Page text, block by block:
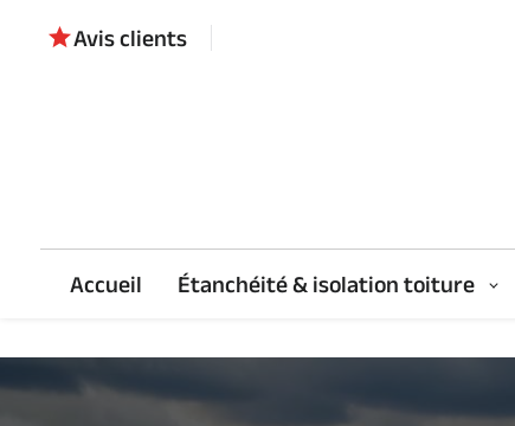
starAvis clients
Accueil Étanchéité & isolation toiture